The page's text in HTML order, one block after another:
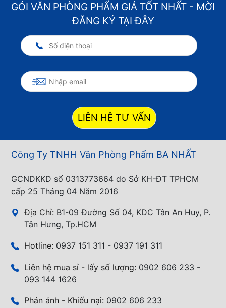
GÓI VĂN PHÒNG PHẨM GIÁ TỐT NHẤT - MỜI
ĐĂNG KÝ TẠI ĐÂY
LIÊN HỆ TƯ VẤN
Công Ty TNHH Văn Phòng Phẩm BA NHẤT
GCNDKKD số 0313773664 do Sở KH-ĐT TPHCM
cấp 25 Tháng 04 Năm 2016
Địa Chỉ: B1-09 Đường Số 04, KDC Tân An Huy, P.
Tân Hưng, Tp.HCM
Hotline: 0937 151 311 - 0937 191 311
Liên hệ mua sỉ - lấy số lượng: 0902 606 233 -
093 144 1626
Phản ánh - Khiếu nại: 0902 606 233